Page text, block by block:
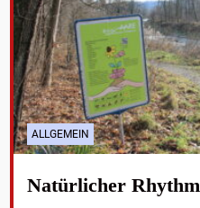
ALLGEMEIN
Natürlicher